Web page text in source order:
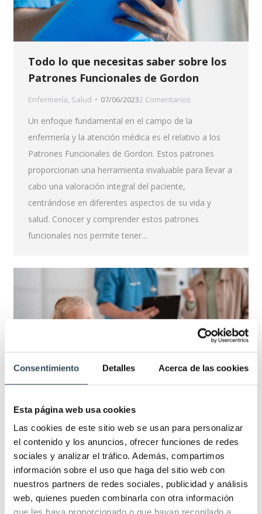
Consentimiento Detalles Acerca de las cookies
Esta página web usa cookies
Las cookies de este sitio web se usan para personalizar
el contenido y los anuncios, ofrecer funciones de redes
sociales y analizar el tráfico. Además, compartimos
información sobre el uso que haga del sitio web con
nuestros partners de redes sociales, publicidad y análisis
web, quienes pueden combinarla con otra información
que les haya proporcionado o que hayan recopilado a
Todo lo que necesitas saber sobre los
Patrones Funcionales de Gordon
Enfermería, Salud 07/06/20232 Comentarios
Un enfoque fundamental en el campo de la
enfermería y la atención médica es el relativo a los
Patrones Funcionales de Gordon. Estos patrones
proporcionan una herramienta invaluable para llevar a
cabo una valoración integral del paciente,
centrándose en diferentes aspectos de su vida y
salud. Conocer y comprender estos patrones
funcionales nos permite tener…
¿Qué es el triángulo de evaluación
pediátrica?
Enfermería
26/05/2023
El triángulo de evaluación pediátrica es un marco